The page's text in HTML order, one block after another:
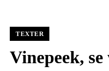
TEXTER
Vinepeek,